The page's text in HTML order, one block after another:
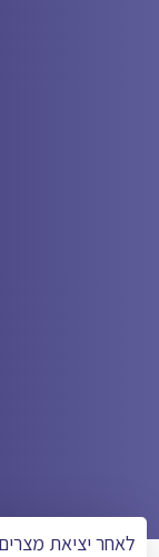
לאחר יציאת